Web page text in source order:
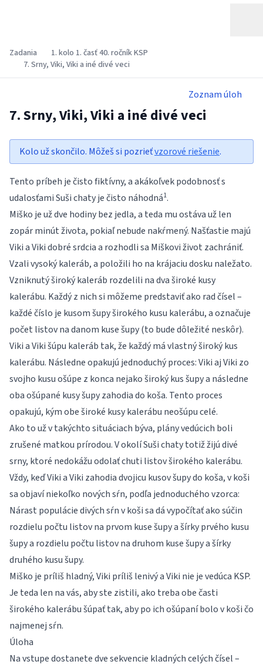
Zadania
1. kolo 1. časť 40. ročník KSP
7. Srny, Viki, Viki a iné divé veci
Zoznam úloh
7. Srny, Viki, Viki a iné divé veci
Kolo už skončilo. Môžeš si pozrieťvzorové riešenie.
Tento príbeh je čisto fiktívny, a akákoľvek podobnosť s
udalosťami Suši chaty je čisto náhodná1.
Miško je už dve hodiny bez jedla, a teda mu ostáva už len
zopár minút života, pokiaľ nebude nakŕmený. Našťastie majú
Viki a Viki dobré srdcia a rozhodli sa Miškovi život zachrániť.
Vzali vysoký kaleráb, a položili ho na krájaciu dosku naležato.
Vzniknutý široký kaleráb rozdelili na dva široké kusy
kalerábu. Každý z nich si môžeme predstaviť ako rad čísel –
každé číslo je kusom šupy širokého kusu kalerábu, a označuje
počet listov na danom kuse šupy (to bude dôležité neskôr).
Viki a Viki šúpu kaleráb tak, že každý má vlastný široký kus
kalerábu. Následne opakujú jednoduchý proces: Viki aj Viki zo
svojho kusu ošúpe z konca nejako široký kus šupy a následne
oba ošúpané kusy šupy zahodia do koša. Tento proces
opakujú, kým obe široké kusy kalerábu neošúpu celé.
Ako to už v takýchto situáciach býva, plány vedúcich boli
zrušené matkou prírodou. V okolí Suši chaty totiž žijú divé
srny, ktoré nedokážu odolať chuti listov širokého kalerábu.
Vždy, keď Viki a Viki zahodia dvojicu kusov šupy do koša, v koši
sa objaví niekoľko nových sŕn, podľa jednoduchého vzorca:
Nárast populácie divých sŕn v koši sa dá vypočítať ako súčin
rozdielu počtu listov na prvom kuse šupy a šírky prvého kusu
šupy a rozdielu počtu listov na druhom kuse šupy a šírky
druhého kusu šupy.
Miško je príliš hladný, Viki príliš lenivý a Viki nie je vedúca KSP.
Je teda len na vás, aby ste zistili, ako treba obe časti
širokého kalerábu šúpať tak, aby po ich ošúpaní bolo v koši čo
najmenej sŕn.
Úloha
Na vstupe dostanete dve sekvencie kladných celých čísel –